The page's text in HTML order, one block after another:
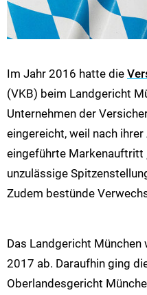
Im Jahr 2016 hatte die
(VKB) beim Landgericht
Unternehmen der
eingereicht, weil nach
eingeführte Markenauftritt
unzulässige
Zudem bestünde
Das Landgericht
2017 ab. Daraufhin ging
Oberlandesgericht